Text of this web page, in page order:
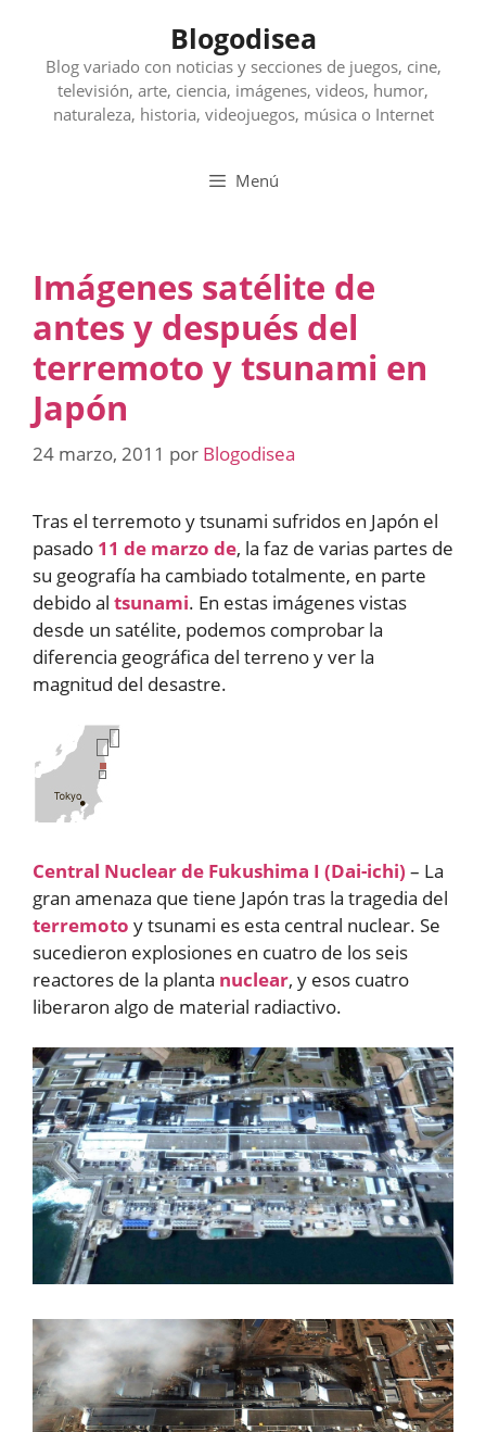
contenido
Blogodisea
Blog variado con noticias y secciones de juegos, cine,
televisión, arte, ciencia, imágenes, videos, humor,
naturaleza, historia, videojuegos, música o Internet
Menú
Imágenes satélite de
antes y después del
terremoto y tsunami en
Japón
24 marzo, 2011 por Blogodisea
Tras el terremoto y tsunami sufridos en Japón el
pasado 11 de marzo de, la faz de varias partes de
su geografía ha cambiado totalmente, en parte
debido al tsunami. En estas imágenes vistas
desde un satélite, podemos comprobar la
diferencia geográfica del terreno y ver la
magnitud del desastre.
Central Nuclear de Fukushima I (Dai-ichi) – La
gran amenaza que tiene Japón tras la tragedia del
terremoto y tsunami es esta central nuclear. Se
sucedieron explosiones en cuatro de los seis
reactores de la planta nuclear, y esos cuatro
liberaron algo de material radiactivo.